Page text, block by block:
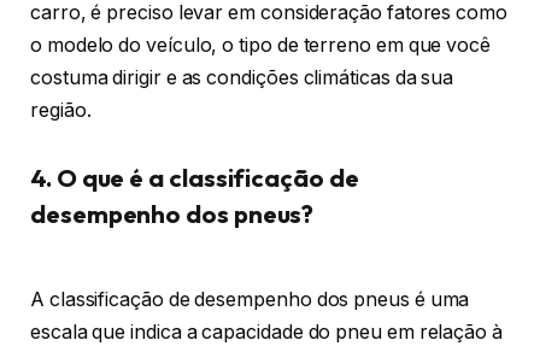
carro, é preciso levar em consideração fatores como
o modelo do veículo, o tipo de terreno em que você
costuma dirigir e as condições climáticas da sua
região.
4. O que é a classificação de
desempenho dos pneus?
A classificação de desempenho dos pneus é uma
escala que indica a capacidade do pneu em relação à